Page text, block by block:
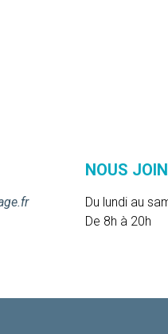
NOUS
Du lundi au
De 8h à 20h